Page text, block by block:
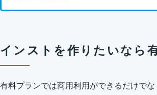
インストを作りたいなら
有料プランでは商用利用ができるだけで